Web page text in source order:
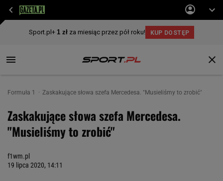
Formuła 1 Zaskakujące słowa szefa Mercedesa. "Musieliśmy to zrobić"
Zaskakujące słowa szefa Mercedesa.
"Musieliśmy to zrobić"
f1wm.pl
19 lipca 2020, 14:11